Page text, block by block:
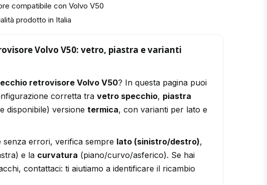
compatibile con Volvo V50
prodotto in Italia
Volvo V50: vetro, piastra e varianti
retrovisore Volvo V50? In questa pagina puoi
corretta tra vetro specchio, piastra
disponibile) versione termica, con varianti per lato e
senza errori, verifica sempre lato (sinistro/destro),
e la curvatura (piano/curvo/asferico). Se hai
contattaci: ti aiutiamo a identificare il ricambio